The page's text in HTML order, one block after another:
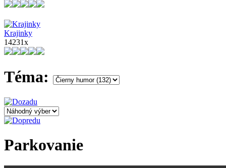
Krajinky
14231x
Téma:
Parkovanie